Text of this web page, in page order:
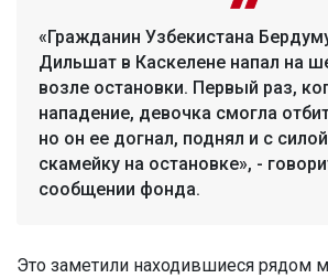
«Гражданин Узбекистана
Дильшат в Каскелене напал на
возле остановки. Первый раз,
нападение, девочка смогла
но он ее догнал, поднял и с
скамейку на остановке», -
сообщении фонда.
Это заметили находившиеся рядом